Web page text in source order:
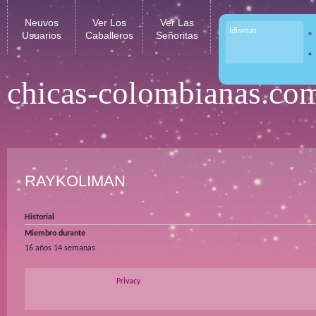
chicas-
Neuvos
Usuarios
Ver Los
Caballeros
Ver Las
Señoritas
Idiomas
RAYKOLIMAN
Historial
Miembro durante
16 años 14 semanas
Privacy